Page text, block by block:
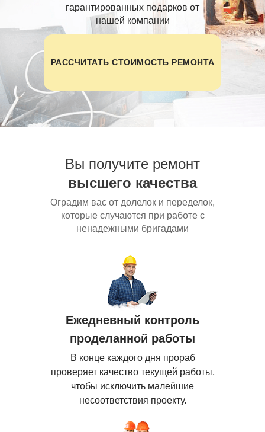
гарантированных подарков от
нашей компании
РАССЧИТАТЬ СТОИМОСТЬ РЕМОНТА
Вы получите ремонт
высшего качества
Оградим вас от долелок и переделок,
которые случаются при работе с
ненадежными бригадами
Ежедневный контроль
проделанной работы
В конце каждого дня прораб
проверяет качество текущей работы,
чтобы исключить малейшие
несоответствия проекту.